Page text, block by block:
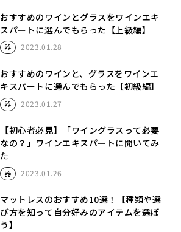
おすすめのワインとグラスをワインエキ
スパートに選んでもらった【上級編】
器 2023.01.28
おすすめのワインと、グラスをワインエ
キスパートに選んでもらった【初級編】
器 2023.01.27
【初心者必見】「ワイングラスって必要
なの？」ワインエキスパートに聞いてみ
た
器 2023.01.26
マットレスのおすすめ10選！【種類や選
び方を知って自分好みのアイテムを選ぼ
う】